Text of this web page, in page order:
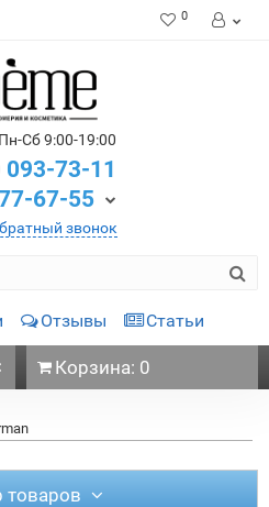
0
Пн-Сб 9:00-19:00
093-73-11
67-55
звонок
Отзывы Статьи
Корзина: 0
товаров